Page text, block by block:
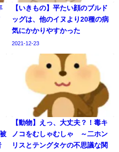
【いきもの】平たい顔のブルド
ッグは、他のイヌより20種の病
気にかかりやすかった
2021-12-23
【動物】えっ、大丈夫？！毒キ
ノコをむしゃむしゃ ～二ホン
リスとテングタケの不思議な関